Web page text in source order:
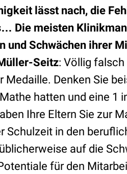
lässt nach, die
Die meisten
und Schwächen ihrer
Seitz: Völlig falsch
Medaille. Denken Sie
hatten und eine 1
Ihre Eltern Sie zur
Schulzeit in den
auf die
für den